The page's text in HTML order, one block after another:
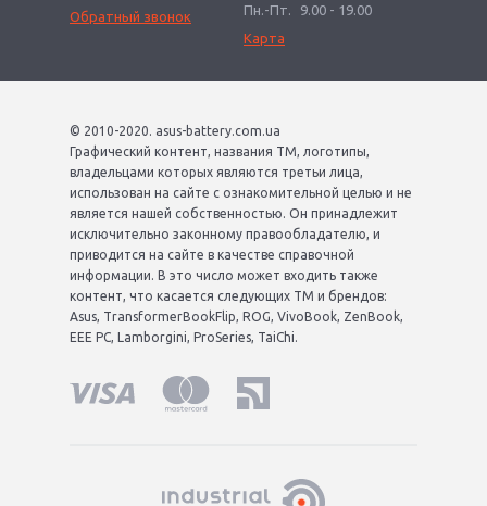
Обратный звонок
Пн.-Пт.
9.00 - 19.00
Карта
© 2010-2020. asus-battery.com.ua
Графический контент, названия ТМ, логотипы,
владельцами которых являются третьи лица,
использован на сайте с ознакомительной целью и не
является нашей собственностью. Он принадлежит
исключительно законному правообладателю, и
приводится на сайте в качестве справочной
информации. В это число может входить также
контент, что касается следующих ТМ и брендов:
Asus, TransformerBookFlip, ROG, VivoBook, ZenBook,
EEE PC, Lamborgini, ProSeries, TaiChi.